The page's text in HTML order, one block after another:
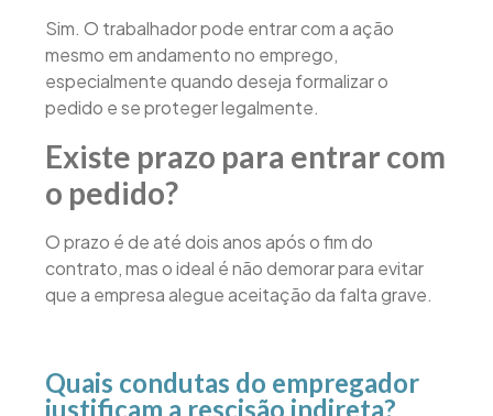
Sim. O trabalhador pode entrar com a ação
mesmo em andamento no emprego,
especialmente quando deseja formalizar o
pedido e se proteger legalmente.
Existe prazo para entrar com
o pedido?
O prazo é de até dois anos após o fim do
contrato, mas o ideal é não demorar para evitar
que a empresa alegue aceitação da falta grave.
Quais condutas do empregador
justificam a rescisão indireta?